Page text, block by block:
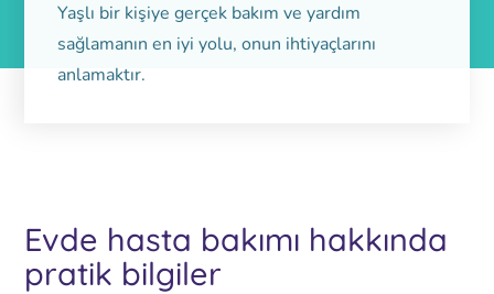
Yaşlı bir kişiye gerçek bakım ve yardım
sağlamanın en iyi yolu, onun ihtiyaçlarını
anlamaktır.
Evde hasta bakımı hakkında
pratik bilgiler